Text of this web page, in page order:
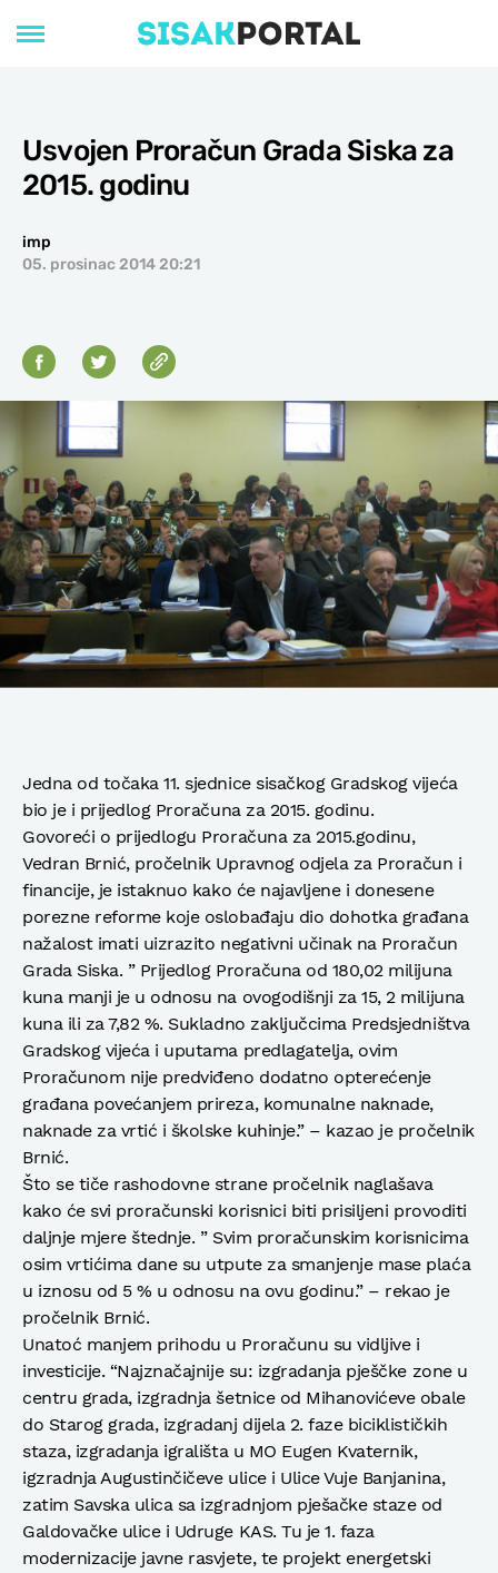
Usvojen Proračun Grada Siska za
2015. godinu
imp
05. prosinac 2014 20:21
Jedna od točaka 11. sjednice sisačkog Gradskog vijeća
bio je i prijedlog Proračuna za 2015. godinu.
Govoreći o prijedlogu Proračuna za 2015.godinu,
Vedran Brnić, pročelnik Upravnog odjela za Proračun i
financije, je istaknuo kako će najavljene i donesene
porezne reforme koje oslobađaju dio dohotka građana
nažalost imati uizrazito negativni učinak na Proračun
Grada Siska. ” Prijedlog Proračuna od 180,02 milijuna
kuna manji je u odnosu na ovogodišnji za 15, 2 milijuna
kuna ili za 7,82 %. Sukladno zaključcima Predsjedništva
Gradskog vijeća i uputama predlagatelja, ovim
Proračunom nije predviđeno dodatno opterećenje
građana povećanjem prireza, komunalne naknade,
naknade za vrtić i školske kuhinje.” – kazao je pročelnik
Brnić.
Što se tiče rashodovne strane pročelnik naglašava
kako će svi proračunski korisnici biti prisiljeni provoditi
daljnje mjere štednje. ” Svim proračunskim korisnicima
osim vrtićima dane su utpute za smanjenje mase plaća
u iznosu od 5 % u odnosu na ovu godinu.” – rekao je
pročelnik Brnić.
Unatoć manjem prihodu u Proračunu su vidljive i
investicije. “Najznačajnije su: izgradanja pješčke zone u
centru grada, izgradnja šetnice od Mihanovićeve obale
do Starog grada, izgradanj dijela 2. faze biciklističkih
staza, izgradanja igrališta u MO Eugen Kvaternik,
igzradnja Augustinčičeve ulice i Ulice Vuje Banjanina,
zatim Savska ulica sa izgradnjom pješačke staze od
Galdovačke ulice i Udruge KAS. Tu je 1. faza
modernizacije javne rasvjete, te projekt energetski